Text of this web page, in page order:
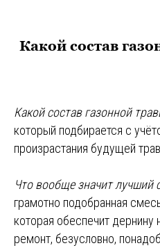
Какой состав
Какой состав газонной
который подбирается с
произрастания будущей
Что вообще значит лучший
грамотно подобранная
которая обеспечит
ремонт, безусловно,